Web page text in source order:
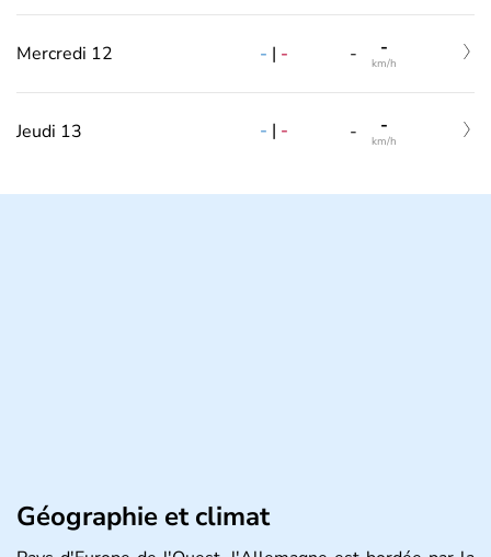
Mercredi 12 - | - - -
km/h
Jeudi 13 - | - - -
km/h
Géographie et climat